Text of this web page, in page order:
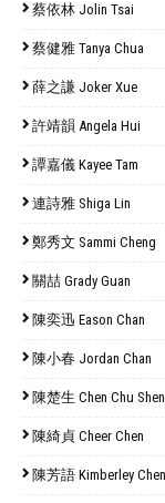
蔡依林 Jolin Tsai
蔡健雅 Tanya Chua
薛之謙 Joker Xue
許靖韻 Angela Hui
譚嘉儀 Kayee Tam
連詩雅 Shiga Lin
鄭秀文 Sammi Cheng
關喆 Grady Guan
陳奕迅 Eason Chan
陳小春 Jordan Chan
陳楚生 Chen Chu
陳綺貞 Cheer Chen
陳芳語 Kimberley Chen